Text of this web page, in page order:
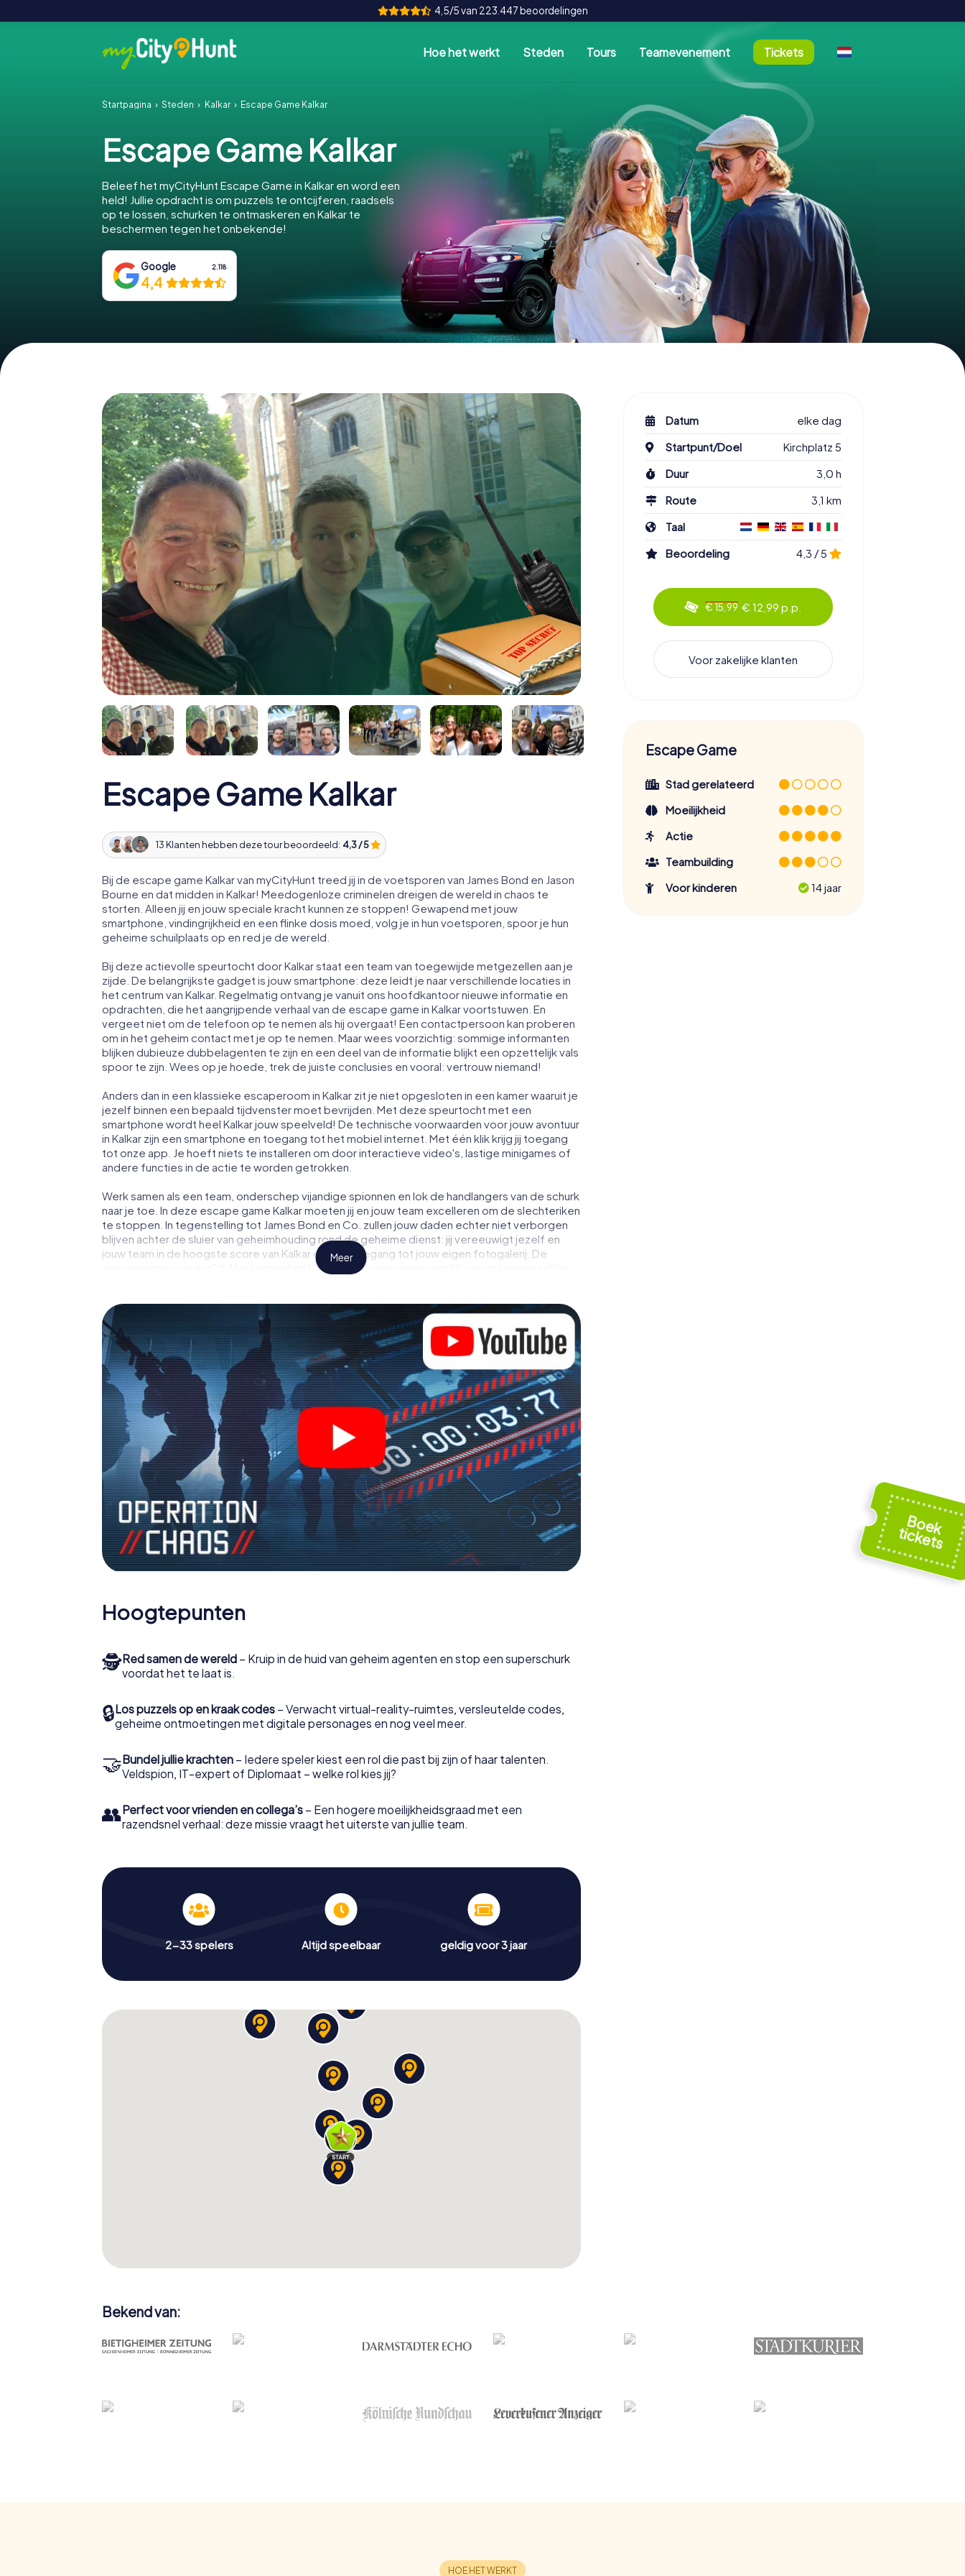
4,5/5 van 223.447 beoordelingen
Hoe het werkt Steden Tours Teamevenement Tickets
Startpagina Steden Kalkar Escape Game Kalkar
Escape Game Kalkar
Beleef het myCityHunt Escape Game in Kalkar en word een
held! Jullie opdracht is om puzzels te ontcijferen, raadsels
op te lossen, schurken te ontmaskeren en Kalkar te
beschermen tegen het onbekende!
Google 2.118
4,4
Escape Game Kalkar
13 Klanten hebben deze tour beoordeeld: 4,3 / 5
Bij de escape game Kalkar van myCityHunt treed jij in de voetsporen van James Bond en Jason
Bourne en dat midden in Kalkar! Meedogenloze criminelen dreigen de wereld in chaos te
storten. Alleen jij en jouw speciale kracht kunnen ze stoppen! Gewapend met jouw
smartphone, vindingrijkheid en een flinke dosis moed, volg je in hun voetsporen, spoor je hun
geheime schuilplaats op en red je de wereld.
Bij deze actievolle speurtocht door Kalkar staat een team van toegewijde metgezellen aan je
zijde. De belangrijkste gadget is jouw smartphone: deze leidt je naar verschillende locaties in
het centrum van Kalkar. Regelmatig ontvang je vanuit ons hoofdkantoor nieuwe informatie en
opdrachten, die het aangrijpende verhaal van de escape game in Kalkar voortstuwen. En
vergeet niet om de telefoon op te nemen als hij overgaat! Een contactpersoon kan proberen
om in het geheim contact met je op te nemen. Maar wees voorzichtig: sommige informanten
blijken dubieuze dubbelagenten te zijn en een deel van de informatie blijkt een opzettelijk vals
spoor te zijn. Wees op je hoede, trek de juiste conclusies en vooral: vertrouw niemand!
Anders dan in een klassieke escaperoom in Kalkar zit je niet opgesloten in een kamer waaruit je
jezelf binnen een bepaald tijdvenster moet bevrijden. Met deze speurtocht met een
smartphone wordt heel Kalkar jouw speelveld! De technische voorwaarden voor jouw avontuur
in Kalkar zijn een smartphone en toegang tot het mobiel internet. Met één klik krijg jij toegang
tot onze app. Je hoeft niets te installeren om door interactieve video's, lastige minigames of
andere functies in de actie te worden getrokken.
Werk samen als een team, onderschep vijandige spionnen en lok de handlangers van de schurk
naar je toe. In deze escape game Kalkar moeten jij en jouw team excelleren om de slechteriken
te stoppen. In tegenstelling tot James Bond en Co. zullen jouw daden echter niet verborgen
blijven achter de sluier van geheimhouding rond de geheime dienst: jij vereeuwigt jezelf en
jouw team in de hoogste score van Kalkar en krijg toegang tot jouw eigen fotogalerij. De
escape game van myCityHunt verandert Kalkar in jouw eigen persoonlijke avonturenspeeltuin.
Meer
Hoogtepunten
🕵Red samen de wereld – Kruip in de huid van geheim agenten en stop een superschurk
voordat het te laat is.
🔒Los puzzels op en kraak codes – Verwacht virtual-reality-ruimtes, versleutelde codes,
geheime ontmoetingen met digitale personages en nog veel meer.
🤝Bundel jullie krachten – Iedere speler kiest een rol die past bij zijn of haar talenten.
Veldspion, IT-expert of Diplomaat – welke rol kies jij?
👥Perfect voor vrienden en collega’s – Een hogere moeilijkheidsgraad met een
razendsnel verhaal: deze missie vraagt het uiterste van jullie team.
2-33 spelers Altijd speelbaar geldig voor 3 jaar
Datum
elke dag
Startpunt/Doel
Kirchplatz 5
Duur
3,0 h
Route
3,1 km
Taal
Beoordeling
4,3 / 5
€ 15,99 € 12,99 p.p.
Voor zakelijke klanten
Escape Game
Stad gerelateerd
Moeilijkheid
Actie
Teambuilding
Voor kinderen
14 jaar
Bekend van: